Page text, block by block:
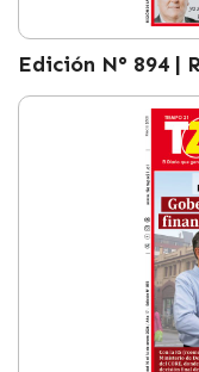
Edición N° 894 |